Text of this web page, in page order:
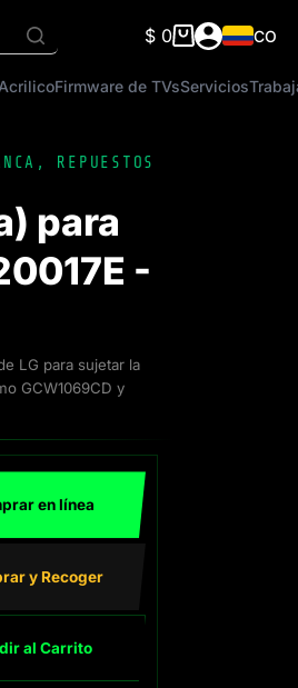
Carro
compra
$ 0 CO
Firmware de TVsServicios
, REPUESTOS
para
-
LG para sujetar la
GCW1069CD y
en línea
y Recoger
al Carrito